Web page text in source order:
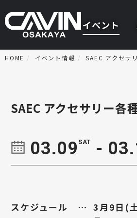
イベント
HOME イベント情報 SAEC アクセサ
SAEC アクセサリー各
03.09 SAT -
スケジュール
3月9日(